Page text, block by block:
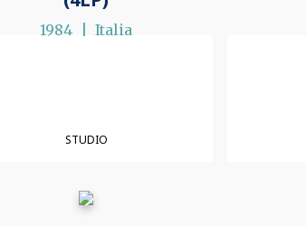
1984 Italia
STUDIO